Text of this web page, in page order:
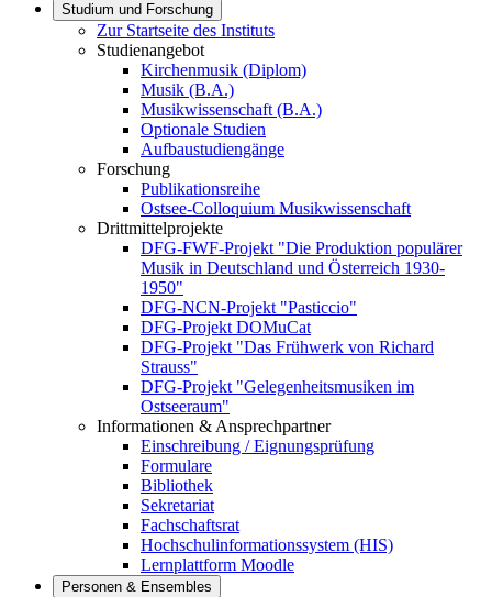
Studium und Forschung
Zur Startseite des Instituts
Studienangebot
Kirchenmusik (Diplom)
Musik (B.A.)
Musikwissenschaft (B.A.)
Optionale Studien
Aufbaustudiengänge
Forschung
Publikationsreihe
Ostsee-Colloquium Musikwissenschaft
Drittmittelprojekte
DFG-FWF-Projekt "Die Produktion populärer
Musik in Deutschland und Österreich 1930-
1950"
DFG-NCN-Projekt "Pasticcio"
DFG-Projekt DOMuCat
DFG-Projekt "Das Frühwerk von Richard
Strauss"
DFG-Projekt "Gelegenheitsmusiken im
Ostseeraum"
Informationen & Ansprechpartner
Einschreibung / Eignungsprüfung
Formulare
Bibliothek
Sekretariat
Fachschaftsrat
Hochschulinformationssystem (HIS)
Lernplattform Moodle
Personen & Ensembles